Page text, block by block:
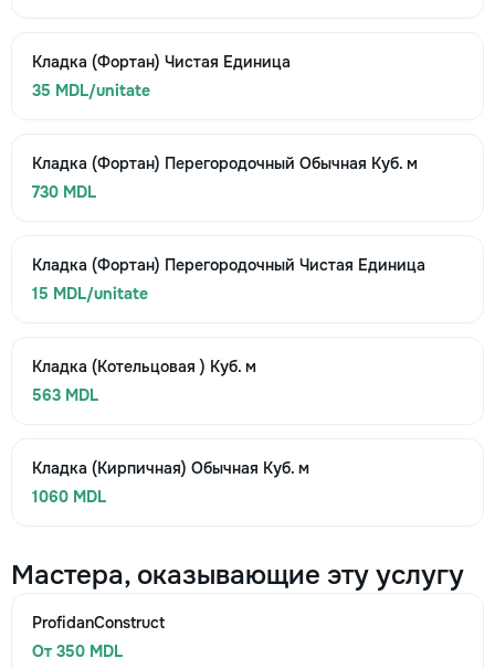
Кладка (Фортан) Чистая Единица
35 MDL/unitate
Кладка (Фортан) Перегородочный Обычная Куб. м
730 MDL
Кладка (Фортан) Перегородочный Чистая Единица
15 MDL/unitate
Кладка (Котельцовая ) Куб. м
563 MDL
Кладка (Кирпичная) Обычная Куб. м
1060 MDL
Мастера, оказывающие эту услугу
ProfidanConstruct
От 350 MDL